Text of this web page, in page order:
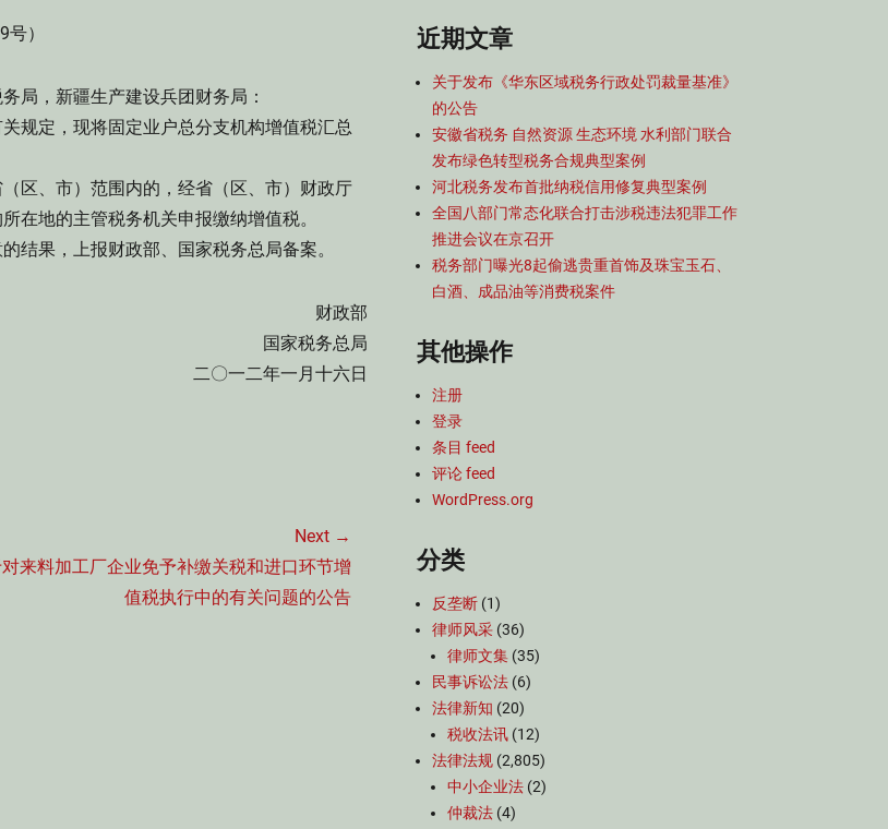
）
务局，新疆生产建设兵团财务局：
定，现将固定业户总分支机构增值税汇总
、市）范围内的，经省（区、市）财政厅
在地的主管税务机关申报缴纳增值税。
果，上报财政部、国家税务总局备案。
财政部
国家税务总局
二〇一二年一月十六日
Next →
来料加工厂企业免予补缴关税和进口环节增
值税执行中的有关问题的公告
近期文章
关于发布《华东区域税务行政处罚裁量基准》
的公告
安徽省税务 自然资源 生态环境 水利部门联合
发布绿色转型税务合规典型案例
河北税务发布首批纳税信用修复典型案例
全国八部门常态化联合打击涉税违法犯罪工作
推进会议在京召开
税务部门曝光8起偷逃贵重首饰及珠宝玉石、
白酒、成品油等消费税案件
其他操作
注册
登录
条目 feed
评论 feed
WordPress.org
分类
反垄断 (1)
律师风采 (36)
律师文集 (35)
民事诉讼法 (6)
法律新知 (20)
税收法讯 (12)
法律法规 (2,805)
中小企业法 (2)
仲裁法 (4)